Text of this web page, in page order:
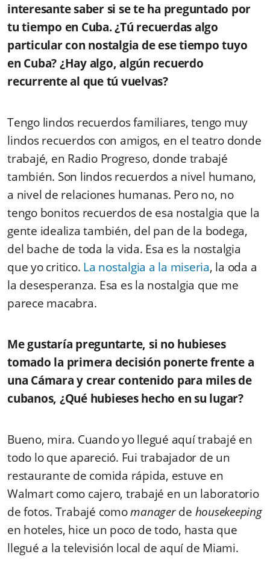
interesante saber si se te ha preguntado por
tu tiempo en Cuba. ¿Tú recuerdas algo
particular con nostalgia de ese tiempo tuyo
en Cuba? ¿Hay algo, algún recuerdo
recurrente al que tú vuelvas?
Tengo lindos recuerdos familiares, tengo muy
lindos recuerdos con amigos, en el teatro donde
trabajé, en Radio Progreso, donde trabajé
también. Son lindos recuerdos a nivel humano,
a nivel de relaciones humanas. Pero no, no
tengo bonitos recuerdos de esa nostalgia que la
gente idealiza también, del pan de la bodega,
del bache de toda la vida. Esa es la nostalgia
que yo critico. La nostalgia a la miseria, la oda a
la desesperanza. Esa es la nostalgia que me
parece macabra.
Me gustaría preguntarte, si no hubieses
tomado la primera decisión ponerte frente a
una Cámara y crear contenido para miles de
cubanos, ¿Qué hubieses hecho en su lugar?
Bueno, mira. Cuando yo llegué aquí trabajé en
todo lo que apareció. Fui trabajador de un
restaurante de comida rápida, estuve en
Walmart como cajero, trabajé en un laboratorio
de fotos. Trabajé comomanagerde housekeeping
en hoteles, hice un poco de todo, hasta que
llegué a la televisión local de aquí de Miami.